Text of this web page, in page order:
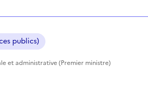
publics)
et administrative (Premier ministre)